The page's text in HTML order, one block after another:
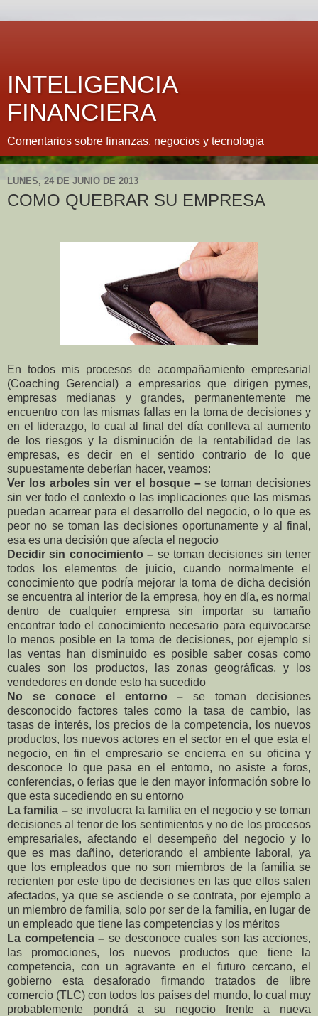
INTELIGENCIA
FINANCIERA
Comentarios sobre finanzas, negocios y tecnologia
LUNES, 24 DE JUNIO DE 2013
COMO QUEBRAR SU EMPRESA
En todos mis procesos de acompañamiento empresarial
(Coaching Gerencial) a empresarios que dirigen pymes,
empresas medianas y grandes, permanentemente me
encuentro con las mismas fallas en la toma de decisiones y
en el liderazgo, lo cual al final del día conlleva al aumento
de los riesgos y la disminución de la rentabilidad de las
empresas, es decir en el sentido contrario de lo que
supuestamente deberían hacer, veamos:
Ver los arboles sin ver el bosque –se toman decisiones
sin ver todo el contexto o las implicaciones que las mismas
puedan acarrear para el desarrollo del negocio, o lo que es
peor no se toman las decisiones oportunamente y al final,
esa es una decisión que afecta el negocio
Decidir sin conocimiento – se toman decisiones sin tener
todos los elementos de juicio, cuando normalmente el
conocimiento que podría mejorar la toma de dicha decisión
se encuentra al interior de la empresa, hoy en día, es normal
dentro de cualquier empresa sin importar su tamaño
encontrar todo el conocimiento necesario para equivocarse
lo menos posible en la toma de decisiones, por ejemplo si
las ventas han disminuido es posible saber cosas como
cuales son los productos, las zonas geográficas, y los
vendedores en donde esto ha sucedido
No se conoce el entorno –se toman decisiones
desconocido factores tales como la tasa de cambio, las
tasas de interés, los precios de la competencia, los nuevos
productos, los nuevos actores en el sector en el que esta el
negocio, en fin el empresario se encierra en su oficina y
desconoce lo que pasa en el entorno, no asiste a foros,
conferencias, o ferias que le den mayor información sobre lo
que esta sucediendo en su entorno
La familia –se involucra la familia en el negocio y se toman
decisiones al tenor de los sentimientos y no de los procesos
empresariales, afectando el desempeño del negocio y lo
que es mas dañino, deteriorando el ambiente laboral, ya
que los empleados que no son miembros de la familia se
recienten por este tipo de decisiones en las que ellos salen
afectados, ya que se asciende o se contrata, por ejemplo a
un miembro de familia, solo por ser de la familia, en lugar de
un empleado que tiene las competencias y los méritos
La competencia – se desconoce cuales son las acciones,
las promociones, los nuevos productos que tiene la
competencia, con un agravante en el futuro cercano, el
gobierno esta desaforado firmando tratados de libre
comercio (TLC) con todos los países del mundo, lo cual muy
probablemente pondrá a su negocio frente a nueva